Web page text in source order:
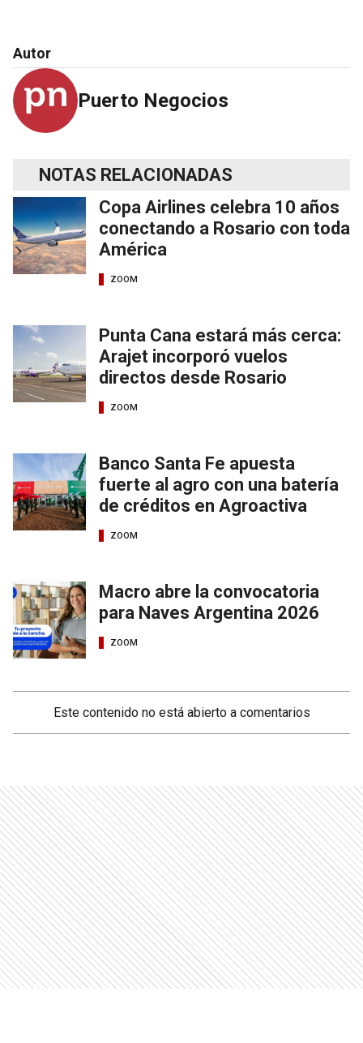
Autor
Puerto Negocios
NOTAS RELACIONADAS
Copa Airlines celebra 10 años
conectando a Rosario con toda
América
ZOOM
Punta Cana estará más cerca:
Arajet incorporó vuelos
directos desde Rosario
ZOOM
Banco Santa Fe apuesta
fuerte al agro con una batería
de créditos en Agroactiva
ZOOM
Macro abre la convocatoria
para Naves Argentina 2026
ZOOM
Este contenido no está abierto a comentarios